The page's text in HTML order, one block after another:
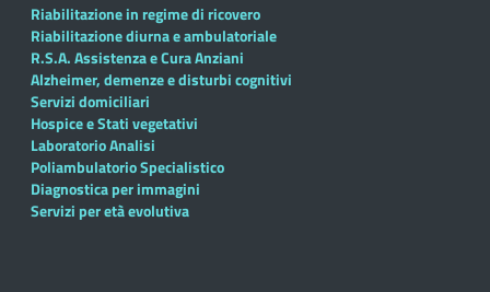
Riabilitazione in regime di ricovero
Riabilitazione diurna e ambulatoriale
R.S.A. Assistenza e Cura Anziani
Alzheimer, demenze e disturbi cognitivi
Servizi domiciliari
Hospice e Stati vegetativi
Laboratorio Analisi
Poliambulatorio Specialistico
Diagnostica per immagini
Servizi per età evolutiva